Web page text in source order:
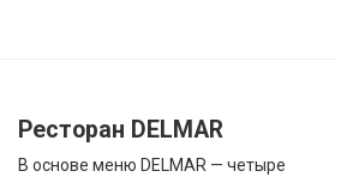
Ресторан DELMAR
В основе меню DELMAR — четыре